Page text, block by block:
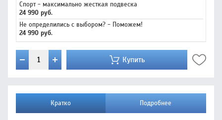
Спорт - максимально жесткая подвеска
24 990 руб.
Не определились с выбором? - Поможем!
24 990 руб.
Купить
Кратко Подробнее